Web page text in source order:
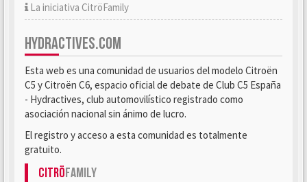
La iniciativa CitröFamily
HYDRACTIVES.COM
Esta web es una comunidad de usuarios del modelo Citroën
C5 y Citroën C6, espacio oficial de debate de Club C5 España
- Hydractives, club automovilístico registrado como
asociación nacional sin ánimo de lucro.
El registro y acceso a esta comunidad es totalmente
gratuito.
CitröFamily